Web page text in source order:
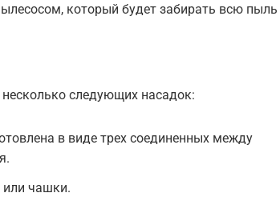
который будет забирать всю пыль
следующих насадок:
в виде трех соединенных между
или чашки.